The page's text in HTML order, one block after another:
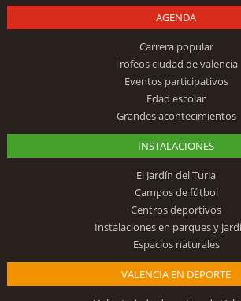
AGENDA
Carrera popular
Trofeos ciudad de valencia
Eventos participativos
Edad escolar
Grandes acontecimientos
INSTALACIONES
El Jardín del Turia
Campos de fútbol
Centros deportivos
Instalaciones en parques y
Espacios naturales
VALENCIA EN DEPORTE